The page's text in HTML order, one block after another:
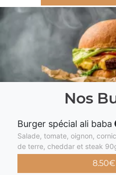
Nos
Burger spécial ali baba
Salade, tomate, oignon,
de terre, cheddar et steak
8.50€